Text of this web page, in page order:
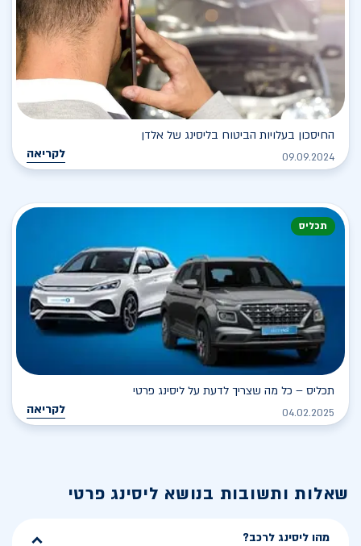
החיסכון בעלויות הביטוח בליסינג של אלדן
09.09.2024 לקריאה
תכליס
תכליס – כל מה שצריך לדעת על ליסינג פרטי
04.02.2025 לקריאה
שאלות ותשובות בנושא ליסינג פרטי
מהו ליסינג לרכב?